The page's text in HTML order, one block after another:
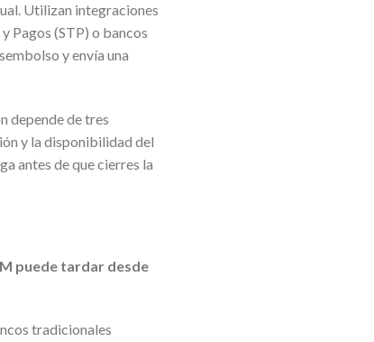
Utilizan integraciones
Pagos (STP) o bancos
y envía una
depende de tres
y la disponibilidad del
antes de que cierres la
puede tardar desde
tradicionales